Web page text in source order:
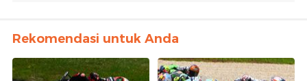
Rekomendasi untuk Anda